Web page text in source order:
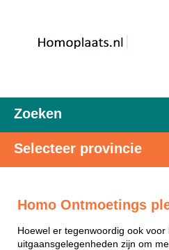
Zoeken
Selecteer provincie
Homo Ontmoetings
Hoewel er tegenwoordig ook
uitgaansgelegenheden zijn om